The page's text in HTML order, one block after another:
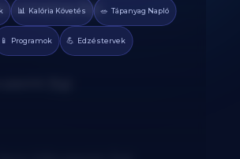
rozmaring (5g)
📊 Kalória Követés 🥗 Tápanyag Napló
📱 Programok 💪 Edzéstervek